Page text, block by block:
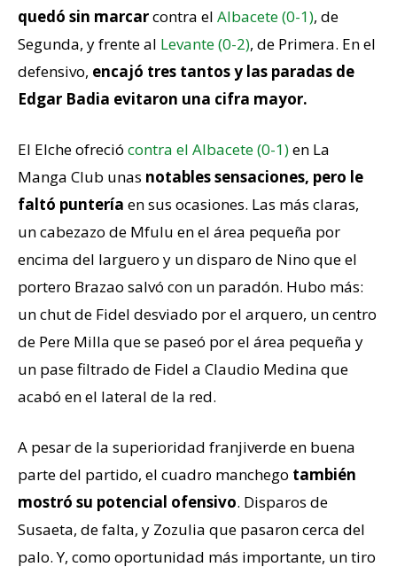
quedó sin marcarcontra el Albacete (0-1), de
Segunda, y frente al Levante (0-2), de Primera. En el
defensivo, encajó tres tantos y las paradas de
Edgar Badia evitaron una cifra mayor.
El Elche ofreció contra el Albacete (0-1)en La
Manga Club unas notables sensaciones, pero le
faltó puntería en sus ocasiones. Las más claras,
un cabezazo de Mfulu en el área pequeña por
encima del larguero y un disparo de Nino que el
portero Brazao salvó con un paradón. Hubo más:
un chut de Fidel desviado por el arquero, un centro
de Pere Milla que se paseó por el área pequeña y
un pase filtrado de Fidel a Claudio Medina que
acabó en el lateral de la red.
A pesar de la superioridad franjiverde en buena
parte del partido, el cuadro manchego también
mostró su potencial ofensivo. Disparos de
Susaeta, de falta, y Zozulia que pasaron cerca del
palo. Y, como oportunidad más importante, un tiro